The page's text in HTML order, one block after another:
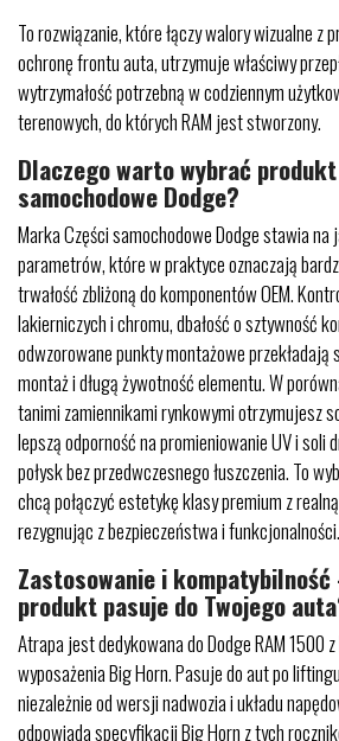
To rozwiązanie, które łączy walory wizualne z
ochronę frontu auta, utrzymuje właściwy
wytrzymałość potrzebną w codziennym
terenowych, do których RAM jest stworzony.
Dlaczego warto wybrać
samochodowe Dodge?
Marka Części samochodowe Dodge stawia
parametrów, które w praktyce oznaczają
trwałość zbliżoną do komponentów OEM.
lakierniczych i chromu, dbałość o sztywność
odwzorowane punkty montażowe przekładają
montaż i długą żywotność elementu. W
tanimi zamiennikami rynkowymi otrzymujesz
lepszą odporność na promieniowanie UV i soli
połysk bez przedwczesnego łuszczenia. To
chcą połączyć estetykę klasy premium z
rezygnując z bezpieczeństwa i funkcjonalności.
Zastosowanie i
produkt pasuje do Twojego
Atrapa jest dedykowana do Dodge RAM 1500
wyposażenia Big Horn. Pasuje do aut po
niezależnie od wersji nadwozia i układu
odpowiada specyfikacji Big Horn z tych